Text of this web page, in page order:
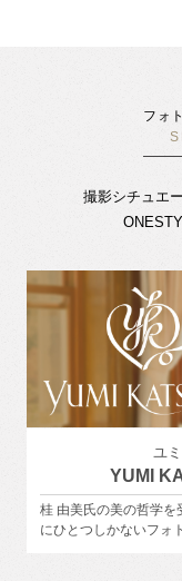
フォ
撮影シチュエ
ユ
YUMI
桂 由美氏の美の哲学を
にひとつしかないフォ